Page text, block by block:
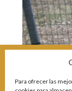
Para ofrecer las
Incidencias
Incidencias
App Gecor
OCIO Y
Historia
Club
Galería